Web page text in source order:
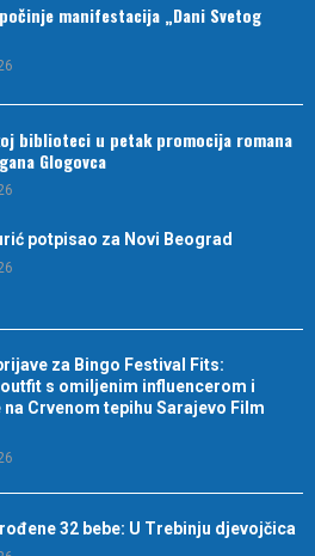
manifestacija „Dani Svetog
biblioteci u petak promocija romana
Glogovca
potpisao za Novi Beograd
za Bingo Festival Fits:
s omiljenim influencerom i
Crvenom tepihu Sarajevo Film
32 bebe: U Trebinju djevojčica